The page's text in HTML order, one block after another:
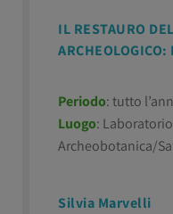
IL RESTAURO
Periodo: tutto
Luogo:
Archeobotanica/
Silvia Marvelli